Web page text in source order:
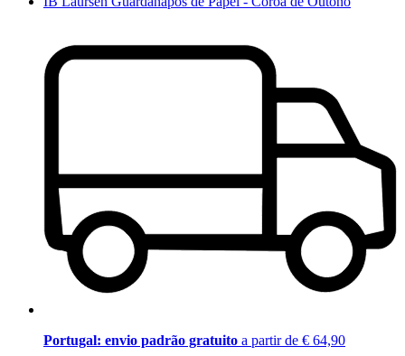
Portugal: envio padrão gratuito a partir de € 64,90